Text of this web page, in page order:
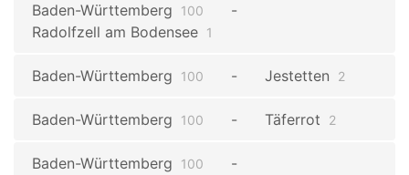
Baden-Württemberg 100
Radolfzell am Bodensee 1
Baden-Württemberg 100 Jestetten 2
Baden-Württemberg 100 Täferrot 2
Baden-Württemberg 100